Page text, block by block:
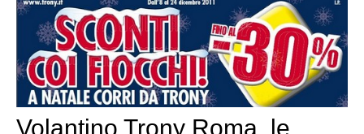
Volantino Trony Roma, le